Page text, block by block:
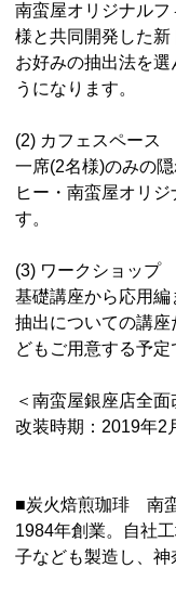
南蛮屋オリジナル
様と共同開発した
お好みの抽出法を
うになります。
(2) カフェスペース
一席(2名様)のみの
ヒー・南蛮屋オリ
す。
(3) ワークショップ
基礎講座から応用編
抽出についての講
どもご用意する予定
＜南蛮屋銀座店全面
改装時期：2019年2
■炭火焙煎珈琲 南
1984年創業。自社
子なども製造し、神